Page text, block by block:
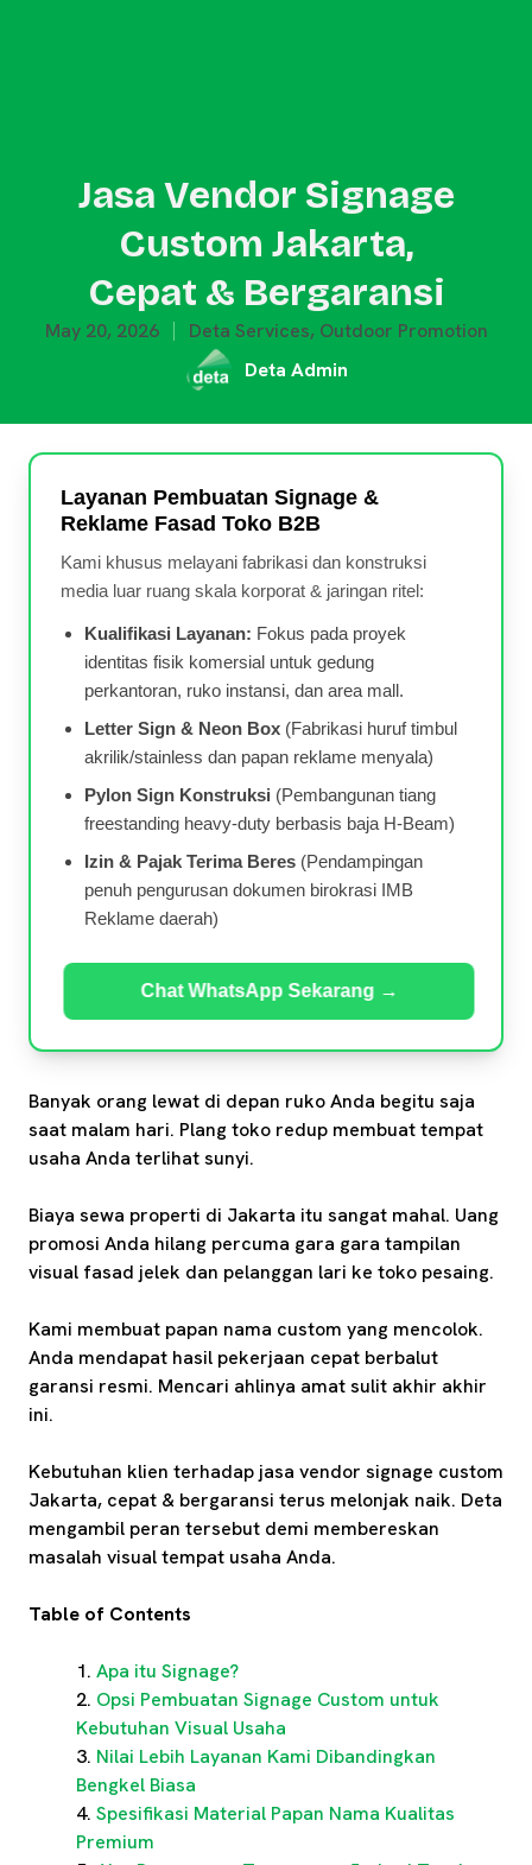
Jasa Vendor Signage
Custom Jakarta,
Cepat & Bergaransi
May 20, 2026 Deta Services, Outdoor Promotion
Deta Admin
Layanan Pembuatan Signage &
Reklame Fasad Toko B2B
Kami khusus melayani fabrikasi dan konstruksi
media luar ruang skala korporat & jaringan ritel:
Kualifikasi Layanan: Fokus pada proyek
identitas fisik komersial untuk gedung
perkantoran, ruko instansi, dan area mall.
Letter Sign & Neon Box (Fabrikasi huruf timbul
akrilik/stainless dan papan reklame menyala)
Pylon Sign Konstruksi (Pembangunan tiang
freestanding heavy-duty berbasis baja H-Beam)
Izin & Pajak Terima Beres (Pendampingan
penuh pengurusan dokumen birokrasi IMB
Reklame daerah)
Chat WhatsApp Sekarang →
Banyak orang lewat di depan ruko Anda begitu saja
saat malam hari. Plang toko redup membuat tempat
usaha Anda terlihat sunyi.
Biaya sewa properti di Jakarta itu sangat mahal. Uang
promosi Anda hilang percuma gara gara tampilan
visual fasad jelek dan pelanggan lari ke toko pesaing.
Kami membuat papan nama custom yang mencolok.
Anda mendapat hasil pekerjaan cepat berbalut
garansi resmi. Mencari ahlinya amat sulit akhir akhir
ini.
Kebutuhan klien terhadap jasa vendor signage custom
Jakarta, cepat & bergaransi terus melonjak naik. Deta
mengambil peran tersebut demi membereskan
masalah visual tempat usaha Anda.
Table of Contents
Apa itu Signage?
Opsi Pembuatan Signage Custom untuk
Kebutuhan Visual Usaha
Nilai Lebih Layanan Kami Dibandingkan
Bengkel Biasa
Spesifikasi Material Papan Nama Kualitas
Premium